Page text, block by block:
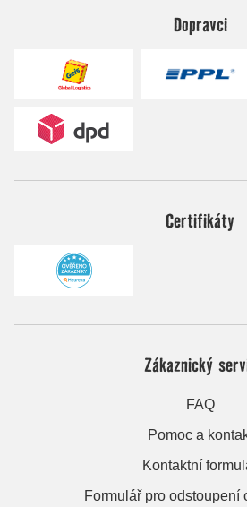
Dopravci
Certifikáty
Zákaznický
FAQ
Pomoc a
Kontaktní
Formulář pro odstoupení